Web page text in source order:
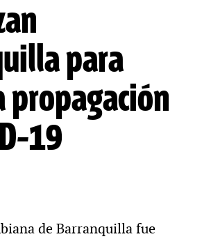
para
19
de Barranquilla fue